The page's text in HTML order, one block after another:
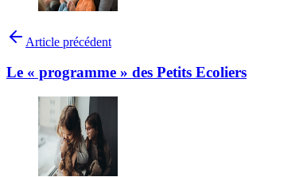
Article précédent
Le « programme » des Petits Ecoliers